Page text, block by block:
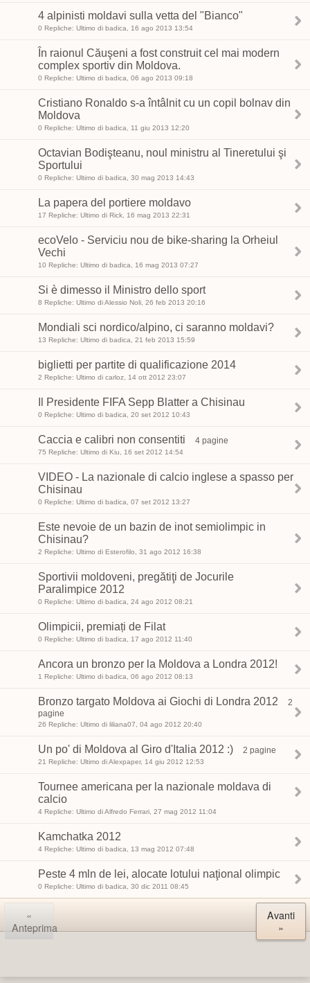
4 alpinisti moldavi sulla vetta del "Bianco"
0 Repliche: Ultimo di badica, 16 ago 2013 13:54
În raionul Căuşeni a fost construit cel mai modern
complex sportiv din Moldova.
0 Repliche: Ultimo di badica, 06 ago 2013 09:18
Cristiano Ronaldo s-a întâlnit cu un copil bolnav din
Moldova
0 Repliche: Ultimo di badica, 11 giu 2013 12:20
Octavian Bodişteanu, noul ministru al Tineretului şi
Sportului
0 Repliche: Ultimo di badica, 30 mag 2013 14:43
La papera del portiere moldavo
17 Repliche: Ultimo di Rick, 16 mag 2013 22:31
ecoVelo - Serviciu nou de bike-sharing la Orheiul
Vechi
10 Repliche: Ultimo di badica, 16 mag 2013 07:27
Si è dimesso il Ministro dello sport
8 Repliche: Ultimo di Alessio Noli, 26 feb 2013 20:16
Mondiali sci nordico/alpino, ci saranno moldavi?
13 Repliche: Ultimo di badica, 21 feb 2013 15:59
biglietti per partite di qualificazione 2014
2 Repliche: Ultimo di carloz, 14 ott 2012 23:07
Il Presidente FIFA Sepp Blatter a Chisinau
0 Repliche: Ultimo di badica, 20 set 2012 10:43
Caccia e calibri non consentiti 4 pagine
75 Repliche: Ultimo di Kiu, 16 set 2012 14:54
VIDEO - La nazionale di calcio inglese a spasso per
Chisinau
0 Repliche: Ultimo di badica, 07 set 2012 13:27
Este nevoie de un bazin de inot semiolimpic in
Chisinau?
2 Repliche: Ultimo di Esterofilo, 31 ago 2012 16:38
Sportivii moldoveni, pregătiţi de Jocurile
Paralimpice 2012
0 Repliche: Ultimo di badica, 24 ago 2012 08:21
Olimpicii, premiați de Filat
0 Repliche: Ultimo di badica, 17 ago 2012 11:40
Ancora un bronzo per la Moldova a Londra 2012!
1 Repliche: Ultimo di badica, 06 ago 2012 08:13
Bronzo targato Moldova ai Giochi di Londra 2012
2
pagine
26 Repliche: Ultimo di liliana07, 04 ago 2012 20:40
Un po' di Moldova al Giro d'Italia 2012 :) 2 pagine
21 Repliche: Ultimo di Alexpaper, 14 giu 2012 12:53
Tournee americana per la nazionale moldava di
calcio
4 Repliche: Ultimo di Alfredo Ferrari, 27 mag 2012 11:04
Kamchatka 2012
4 Repliche: Ultimo di badica, 13 mag 2012 07:48
Peste 4 mln de lei, alocate lotului naţional olimpic
0 Repliche: Ultimo di badica, 30 dic 2011 08:45
«
Anteprima
Avanti
»